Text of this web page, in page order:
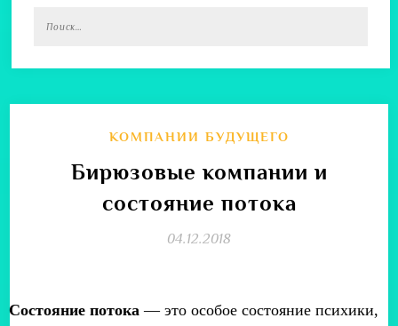
КОМПАНИИ БУДУЩЕГО
Бирюзовые компании и
состояние потока
04.12.2018
Состояние потока— это особое состояние психики,